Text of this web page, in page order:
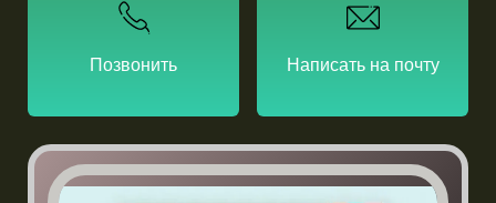
Позвонить Написать на почту